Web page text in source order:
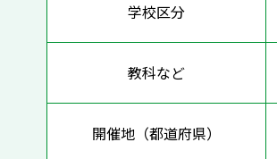
学校区分
教科など
開催地（都道府県）